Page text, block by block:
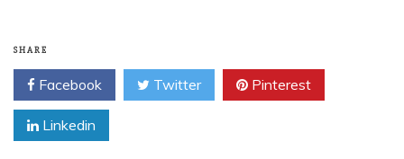
SHARE
Facebook Twitter Pinterest
Linkedin